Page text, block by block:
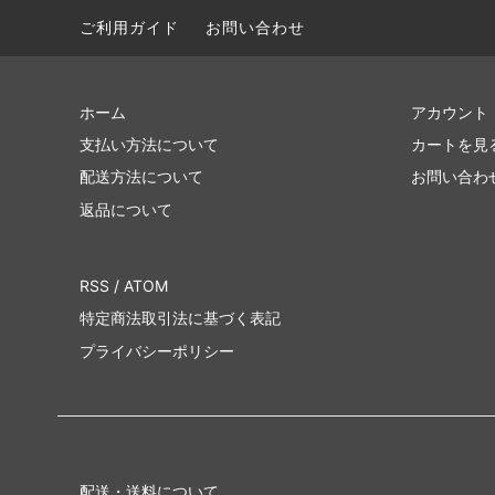
ご利用ガイド お問い合わせ
ホーム
支払い方法について
配送方法について
返品について
アカウント
カートを見
お問い合わ
RSS / ATOM
特定商法取引法に基づく表記
プライバシーポリシー